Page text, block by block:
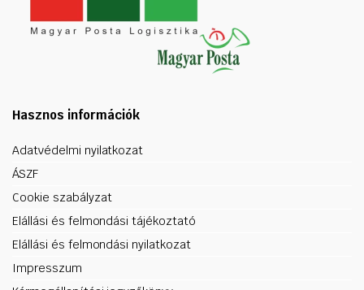
Hasznos információk
Adatvédelmi nyilatkozat
ÁSZF
Cookie szabályzat
Elállási és felmondási tájékoztató
Elállási és felmondási nyilatkozat
Impresszum